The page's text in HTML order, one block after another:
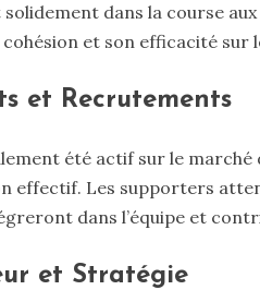
dans la course
et son efficacité sur
et Recrutements
été actif sur le
effectif. Les supporters
dans l’équipe et
et Stratégie